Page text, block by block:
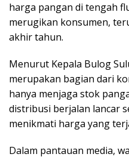
harga pangan di tengah
merugikan konsumen,
akhir tahun.
Menurut Kepala Bulog
merupakan bagian dari
hanya menjaga stok
distribusi berjalan lancar
menikmati harga yang
Dalam pantauan media,